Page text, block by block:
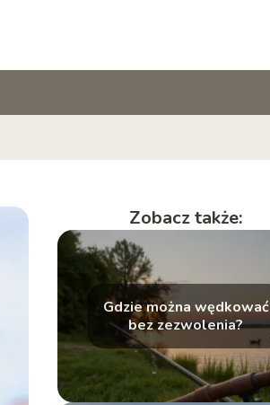
Zobacz także:
Gdzie można wędkować
bez zezwolenia?